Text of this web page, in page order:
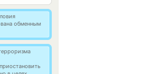
обменным